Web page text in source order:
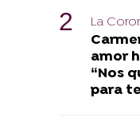
La
amor
“Nos
para